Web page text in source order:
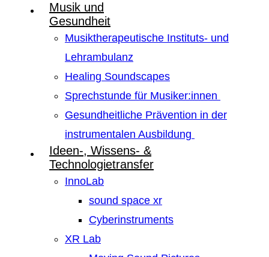
Musik und
Gesundheit
Musiktherapeutische Instituts- und
Lehrambulanz
Healing Soundscapes
Sprechstunde für Musiker:innen
Gesundheitliche Prävention in der
instrumentalen Ausbildung
Ideen-, Wissens- &
Technologietransfer
InnoLab
sound space xr
Cyberinstruments
XR Lab